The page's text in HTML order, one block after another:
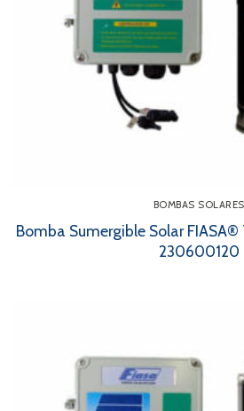
BOMBAS SOLARES
Bomba Sumergible Solar
230600120